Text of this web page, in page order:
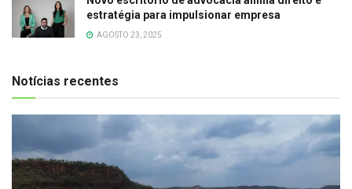
estratégia para impulsionar empresa
AGOSTO 23, 2025
Notícias recentes